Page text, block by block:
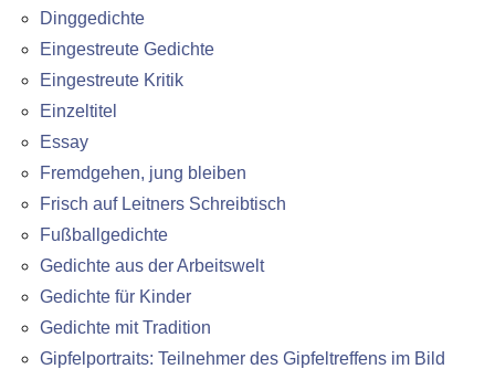
Dinggedichte
Eingestreute Gedichte
Eingestreute Kritik
Einzeltitel
Essay
Fremdgehen, jung bleiben
Frisch auf Leitners Schreibtisch
Fußballgedichte
Gedichte aus der Arbeitswelt
Gedichte für Kinder
Gedichte mit Tradition
Gipfelportraits: Teilnehmer des Gipfeltreffens im Bild